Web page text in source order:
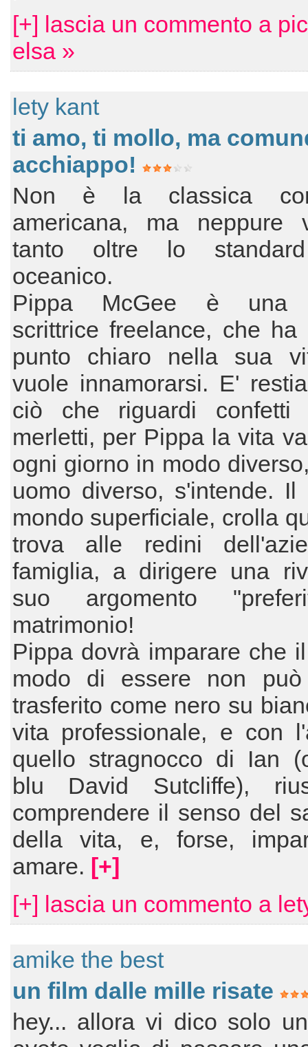
[+] lascia un commento a
elsa »
lety kant
ti amo, ti mollo, ma
acchiappo!
Non è la classica
americana, ma neppure
tanto oltre lo
oceanico.
Pippa McGee è una
scrittrice freelance, che ha
punto chiaro nella sua
vuole innamorarsi. E'
ciò che riguardi
merletti, per Pippa la vita
ogni giorno in modo
uomo diverso, s'intende. Il
mondo superficiale, crolla
trova alle redini
famiglia, a dirigere una
suo argomento
matrimonio!
Pippa dovrà imparare che
modo di essere non può
trasferito come nero su
vita professionale, e con
quello stragnocco di Ian
blu David Sutcliffe),
comprendere il senso del
della vita, e, forse,
amare. [+]
[+] lascia un commento a
amike the best
un film dalle mille risate
hey... allora vi dico solo